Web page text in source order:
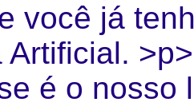
você já
Artificial.
é o nosso